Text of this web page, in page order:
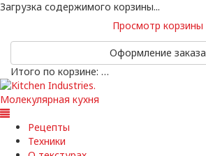
Загрузка содержимого корзины...
Просмотр корзины
Оформление заказа
Итого по корзине: …
Рецепты
Техники